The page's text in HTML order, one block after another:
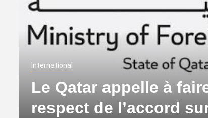
International
Le Qatar appelle à
respect de l’accord